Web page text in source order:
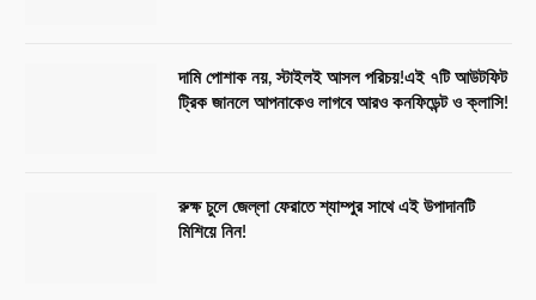
দামি পোশাক নয়, স্টাইলই আসল পরিচয়!এই ৭টি আউটফিট
ট্রিক জানলে আপনাকেও লাগবে আরও কনফিডেন্ট ও ক্লাসি!
রুক্ষ চুলে জেল্লা ফেরাতে শ্যাম্পুর সাথে এই উপাদানটি
মিশিয়ে নিন!